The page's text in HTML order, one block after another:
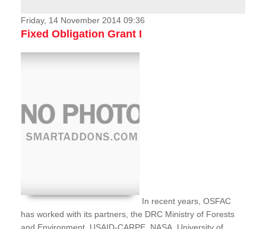
News & Stories
Friday, 14 November 2014 09:36
Fixed Obligation Grant I
In recent years, OSFAC
has worked with its partners, the DRC Ministry of Forests